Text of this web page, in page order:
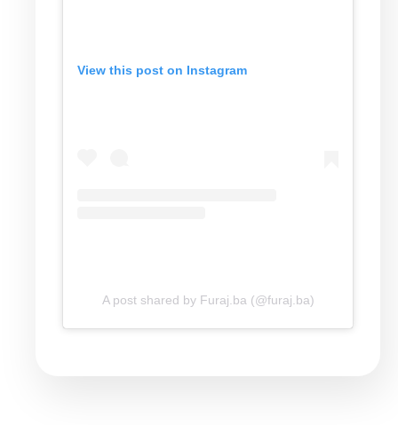
View this post on Instagram
A post shared by Furaj.ba (@furaj.ba)